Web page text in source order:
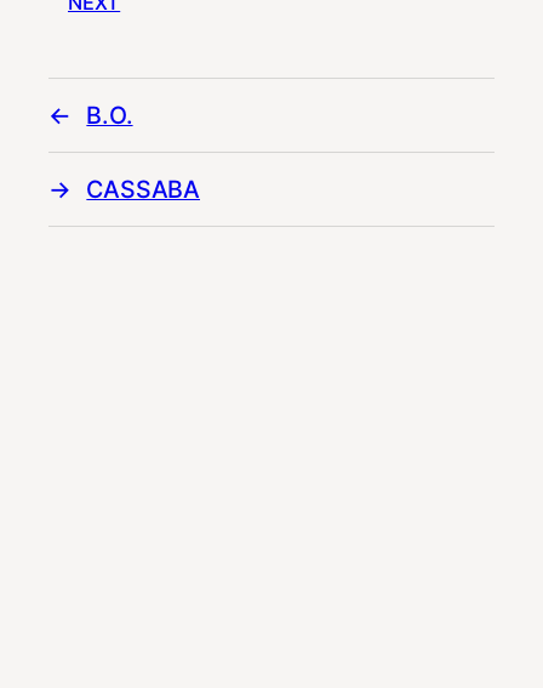
B.O.
CASSABA